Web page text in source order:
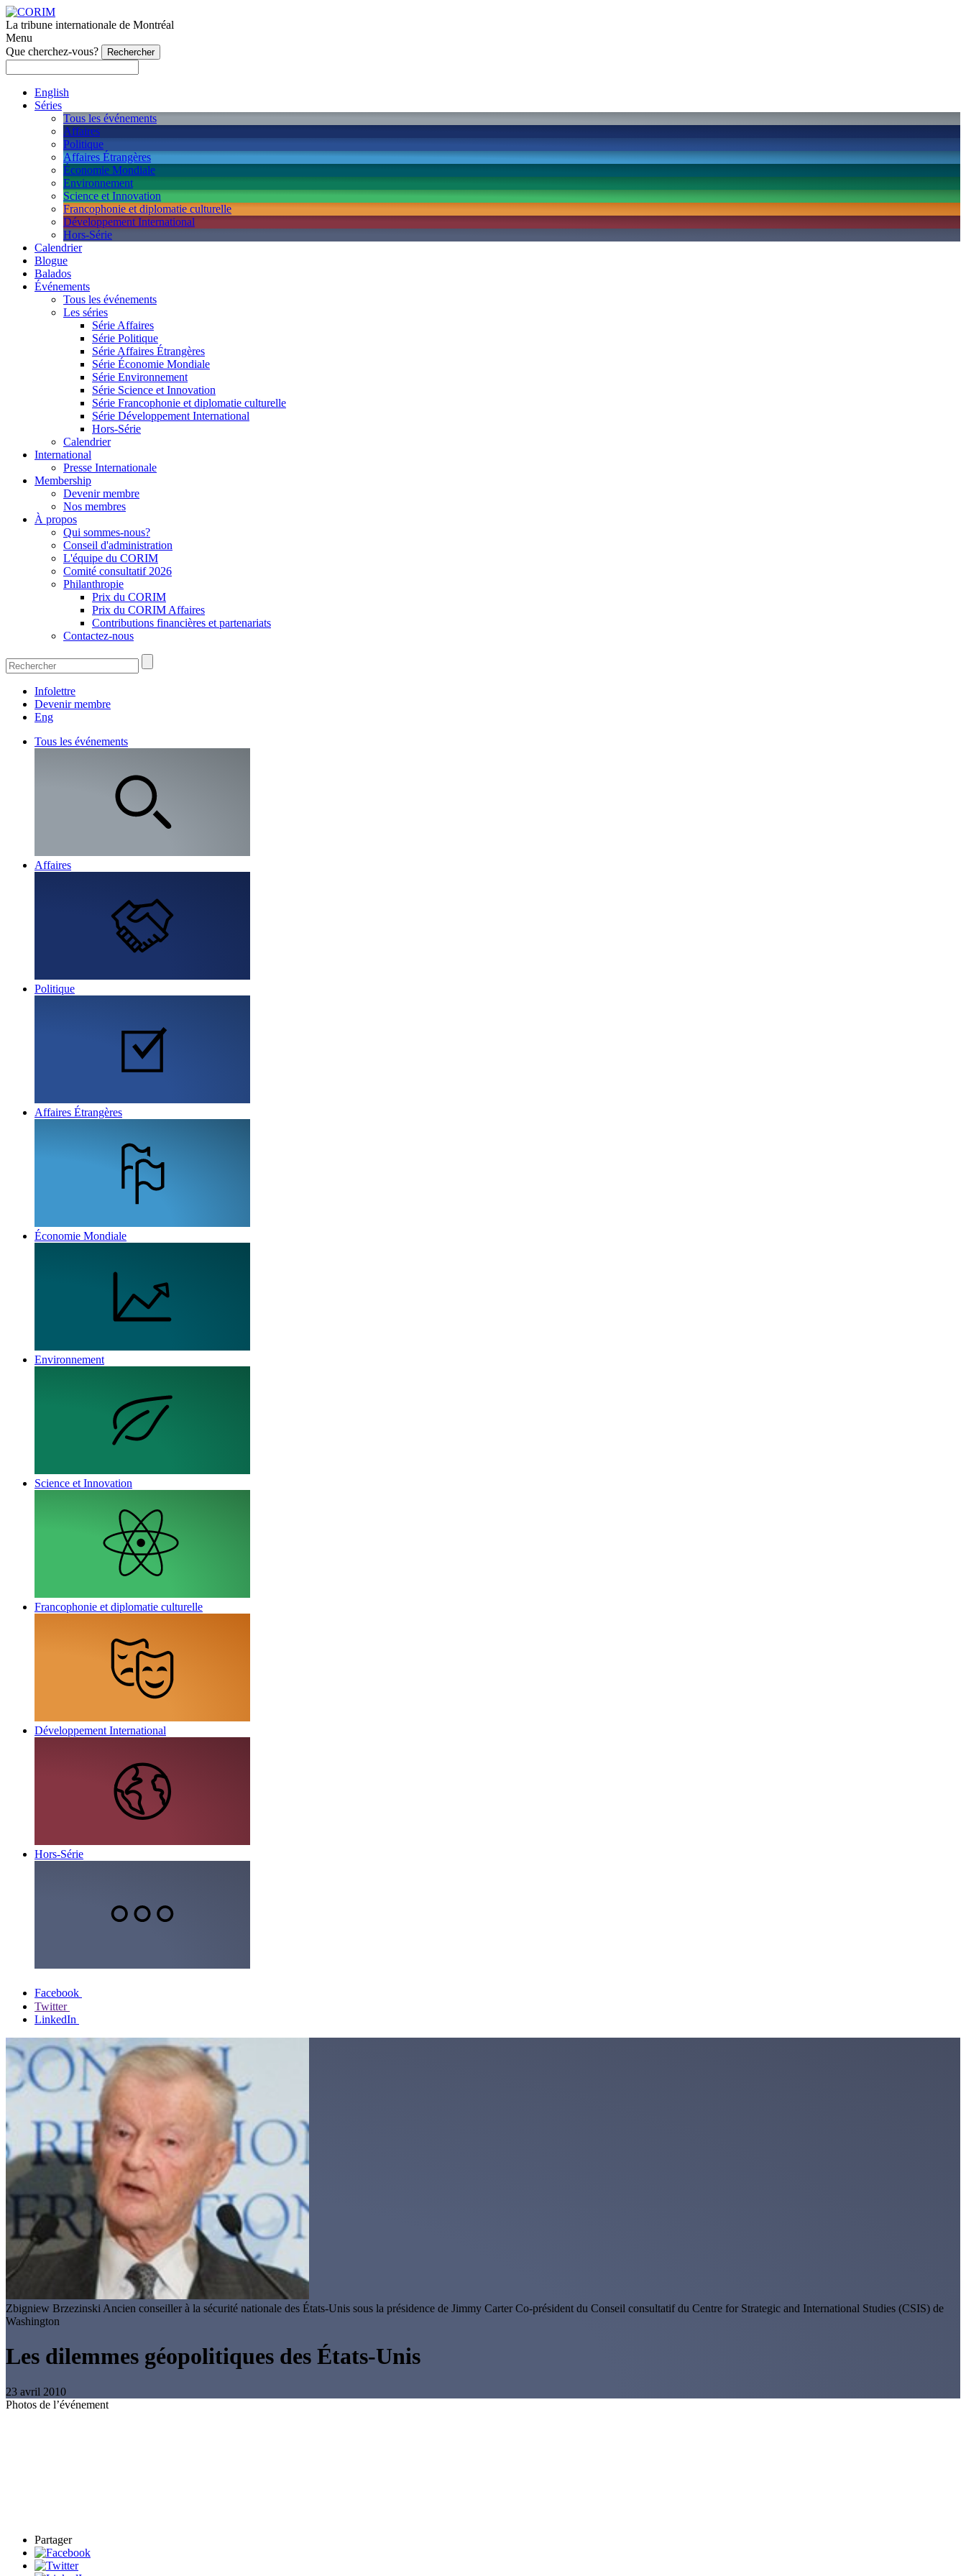
La tribune internationale de Montréal
Menu
Que cherchez-vous?
English
Séries
Tous les événements
Affaires
Politique
Affaires Étrangères
Économie Mondiale
Environnement
Science et Innovation
Francophonie et diplomatie culturelle
Développement International
Hors-Série
Calendrier
Blogue
Balados
Événements
Tous les événements
Les séries
Série Affaires
Série Politique
Série Affaires Étrangères
Série Économie Mondiale
Série Environnement
Série Science et Innovation
Série Francophonie et diplomatie culturelle
Série Développement International
Hors-Série
Calendrier
International
Presse Internationale
Membership
Devenir membre
Nos membres
À propos
Qui sommes-nous?
Conseil d'administration
L'équipe du CORIM
Comité consultatif 2026
Philanthropie
Prix du CORIM
Prix du CORIM Affaires
Contributions financières et partenariats
Contactez-nous
Infolettre
Devenir membre
Eng
Tous les événements
Affaires
Politique
Affaires Étrangères
Économie Mondiale
Environnement
Science et Innovation
Francophonie et diplomatie culturelle
Développement International
Hors-Série
Facebook
Twitter
LinkedIn
Zbigniew Brzezinski Ancien conseiller à la sécurité nationale des États-Unis sous la présidence de Jimmy Carter Co-président du Conseil consultatif du Centre for Strategic and International Studies (CSIS) de
Washington
Les dilemmes géopolitiques des États-Unis
23 avril 2010
Photos de l’événement
Partager